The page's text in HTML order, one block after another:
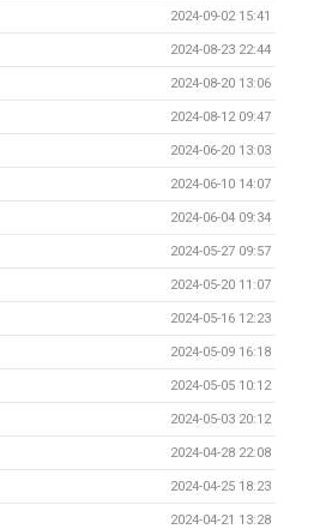
2024-09-02 15:41
2024-08-23 22:44
2024-08-20 13:06
2024-08-12 09:47
2024-06-20 13:03
2024-06-10 14:07
2024-06-04 09:34
2024-05-27 09:57
2024-05-20 11:07
2024-05-16 12:23
2024-05-09 16:18
2024-05-05 10:12
2024-05-03 20:12
2024-04-28 22:08
2024-04-25 18:23
2024-04-21 13:28